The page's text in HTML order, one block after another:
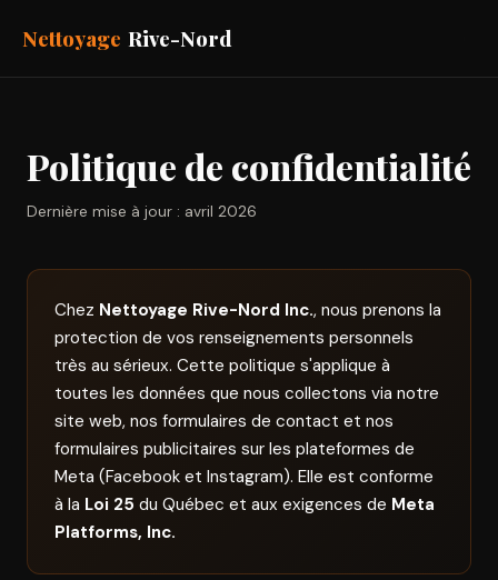
Nettoyage Rive-Nord
Politique de confidentialité
Dernière mise à jour : avril 2026
Chez Nettoyage Rive-Nord Inc., nous prenons la
protection de vos renseignements personnels
très au sérieux. Cette politique s'applique à
toutes les données que nous collectons via notre
site web, nos formulaires de contact et nos
formulaires publicitaires sur les plateformes de
Meta (Facebook et Instagram). Elle est conforme
à la Loi 25 du Québec et aux exigences de Meta
Platforms, Inc.